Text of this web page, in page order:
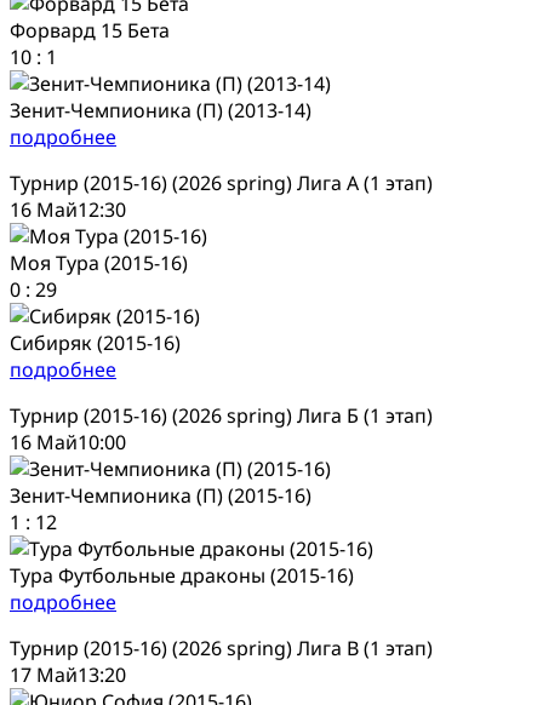
Форвард 15 Бета
10 : 1
Зенит-Чемпионика (П) (2013-14)
подробнее
Турнир (2015-16) (2026 spring) Лига А (1 этап)
16 Май12:30
Моя Тура (2015-16)
0 : 29
Сибиряк (2015-16)
подробнее
Турнир (2015-16) (2026 spring) Лига Б (1 этап)
16 Май10:00
Зенит-Чемпионика (П) (2015-16)
1 : 12
Тура Футбольные драконы (2015-16)
подробнее
Турнир (2015-16) (2026 spring) Лига В (1 этап)
17 Май13:20